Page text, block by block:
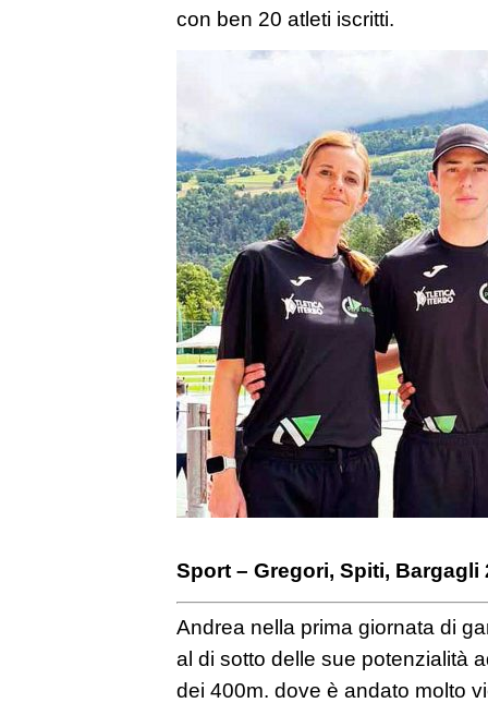
con ben 20 atleti iscritti.
Sport – Gregori, Spiti, Bargagli
Andrea nella prima giornata di
al di sotto delle sue potenzialità
dei 400m. dove è andato molto